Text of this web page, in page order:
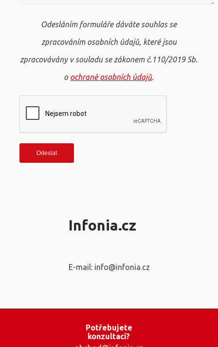
Odesláním formuláře dáváte souhlas se
zpracováním osobních údajů, které jsou
zpracovávány v souladu se zákonem č.110/2019 Sb.
o ochraně osobních údajů.
Infonia.cz
E-mail: info@infonia.cz
Potřebujete
konzultaci?